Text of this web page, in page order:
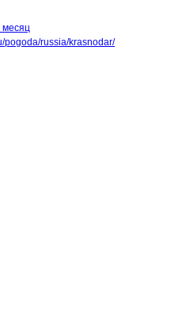
месяц
pogoda/russia/krasnodar/